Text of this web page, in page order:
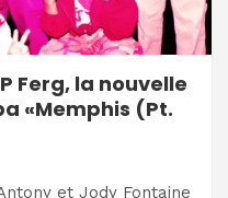
Ferg, la nouvelle
«Memphis (Pt.
et Jody Fontaine